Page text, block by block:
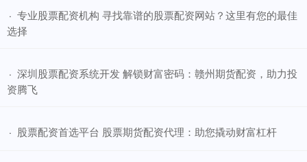
· ​专业股票配资机构 寻找靠谱的股票配资网站？这里有您的最佳
选择
· ​深圳股票配资系统开发 解锁财富密码：赣州期货配资，助力投
资腾飞
· ​股票配资首选平台 股票期货配资代理：助您撬动财富杠杆